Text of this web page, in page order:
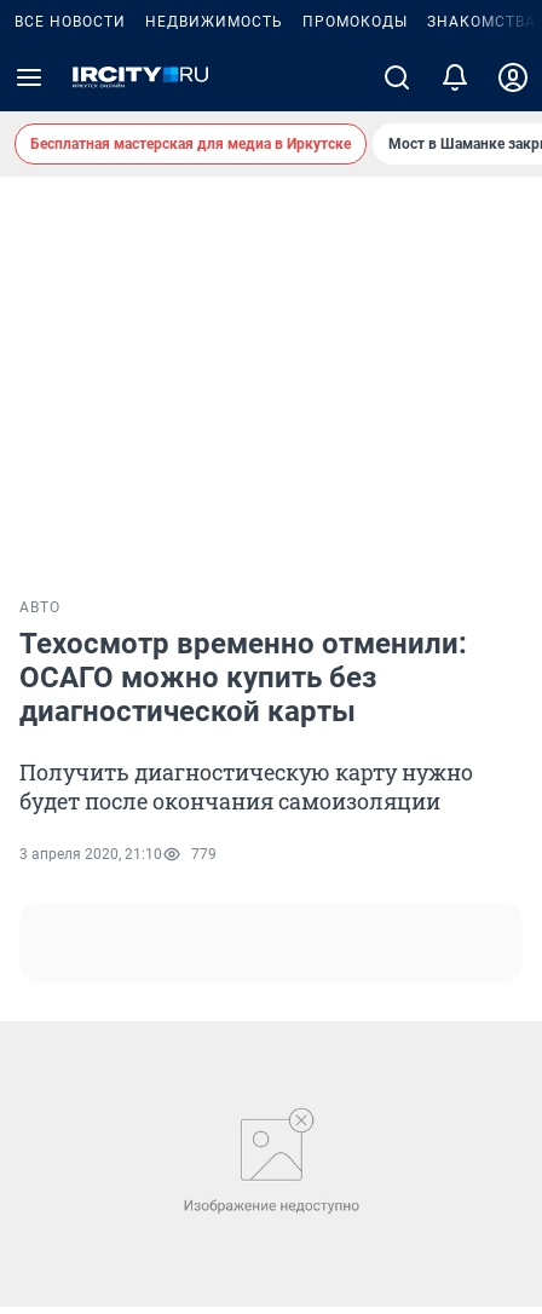
ВСЕ НОВОСТИ НЕДВИЖИМОСТЬ ПРОМОКОДЫ ЗНАКОМСТВА
Бесплатная мастерская для медиа в Иркутске Мост в Шаманке
АВТО
Техосмотр временно отменили:
ОСАГО можно купить без
диагностической карты
Получить диагностическую карту нужно
будет после окончания самоизоляции
3 апреля 2020, 21:10 779